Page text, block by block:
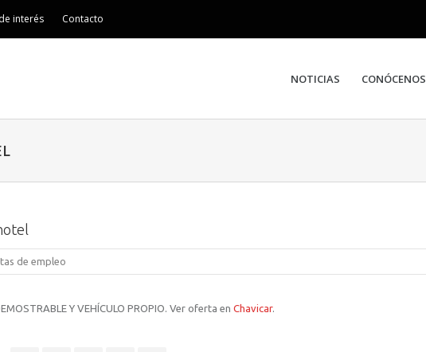
interés Contacto
NOTICIAS CONÓCENOS
de empleo
Y VEHÍCULO PROPIO. Ver oferta en Chavicar.